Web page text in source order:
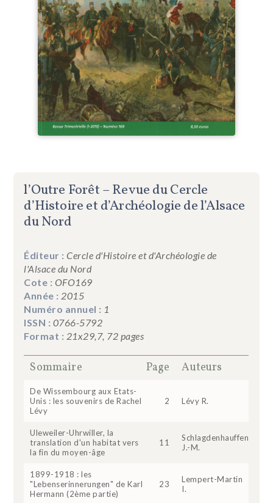
l’Outre Forêt – Revue du Cercle
d’Histoire et d’Archéologie de l’Alsace
du Nord
Éditeur : Cercle d'Histoire et d'Archéologie de
l'Alsace du Nord
Cote : OFO169
Année : 2015
Numéro annuel : 1
ISSN : 0766-5792
Format : 21x29,7, 72 pages
Sommaire Page Auteurs
De Wissembourg aux Etats-
Unis : les souvenirs de Rachel
Lévy
2 Lévy R.
Uleweiler-Uhrwiller, la
translation d'un habitat vers
la fin du moyen-âge
11
Schlagdenhauffen
J.-M.
1899-1918 : les
"Lebenserinnerungen" de Karl
Hermann (2ème partie)
23
Lempert-Martin
I.